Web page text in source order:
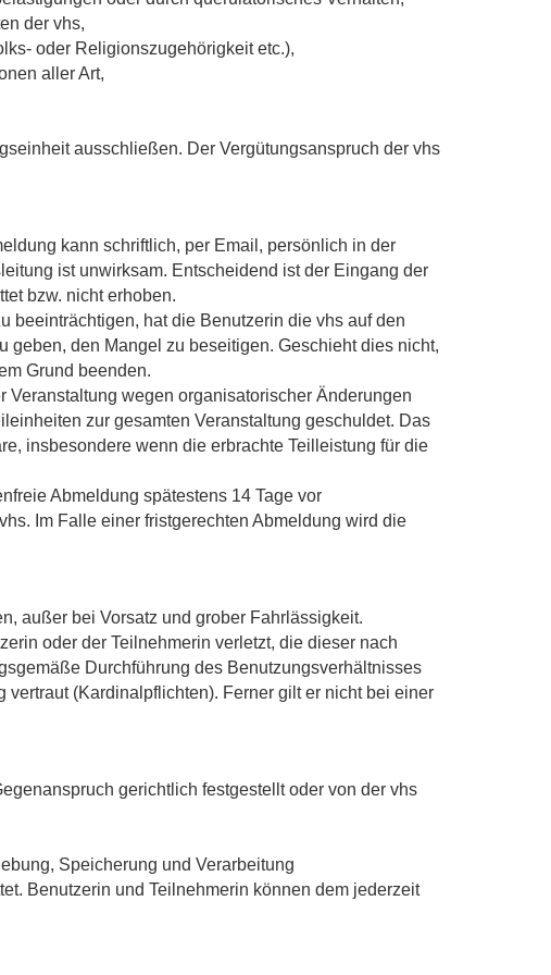
der vhs,
oder Religionszugehörigkeit etc.),
aller Art,
ausschließen. Der Vergütungsanspruch der vhs
kann schriftlich, per Email, persönlich in der
ist unwirksam. Entscheidend ist der Eingang der
bzw. nicht erhoben.
beeinträchtigen, hat die Benutzerin die vhs auf den
den Mangel zu beseitigen. Geschieht dies nicht,
Grund beenden.
wegen organisatorischer Änderungen
zur gesamten Veranstaltung geschuldet. Das
insbesondere wenn die erbrachte Teilleistung für die
Abmeldung spätestens 14 Tage vor
Im Falle einer fristgerechten Abmeldung wird die
außer bei Vorsatz und grober Fahrlässigkeit.
oder der Teilnehmerin verletzt, die dieser nach
Durchführung des Benutzungsverhältnisses
(Kardinalpflichten). Ferner gilt er nicht bei einer
gerichtlich festgestellt oder von der vhs
Speicherung und Verarbeitung
Benutzerin und Teilnehmerin können dem jederzeit